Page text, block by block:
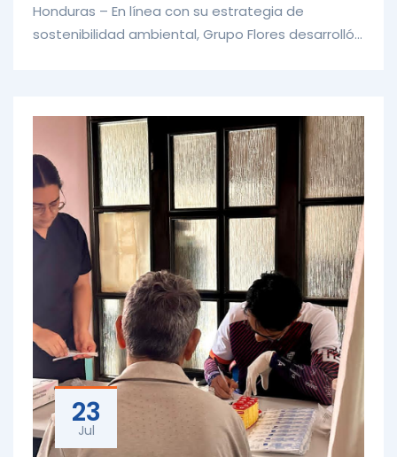
Honduras – En línea con su estrategia de
sostenibilidad ambiental, Grupo Flores desarrolló
23
Jul